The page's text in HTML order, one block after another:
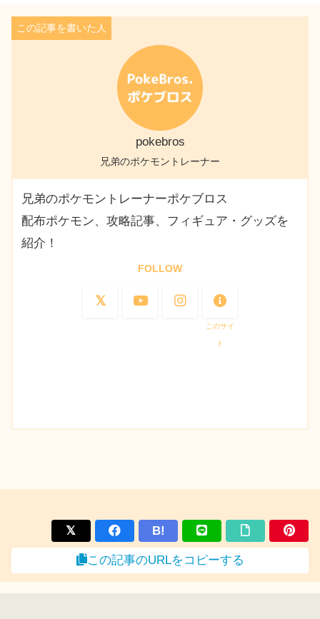
pokebros
兄弟のポケモントレーナー
兄弟のポケモントレーナーポケブロス
配布ポケモン、攻略記事、フィギュア・グッズを
紹介！
FOLLOW
このサイ
ト
B!
この記事のURLをコピーする